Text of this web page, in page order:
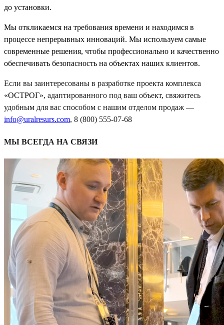
до установки.
Мы откликаемся на требования времени и находимся в
процессе непрерывных инноваций. Мы используем самые
современные решения, чтобы профессионально и качественно
обеспечивать безопасность на объектах наших клиентов.
Если вы заинтересованы в разработке проекта комплекса
«ОСТРОГ», адаптированного под ваш объект, свяжитесь
удобным для вас способом с нашим отделом продаж —
info@uralresurs.com, 8 (800) 555-07-68
МЫ ВСЕГДА НА СВЯЗИ